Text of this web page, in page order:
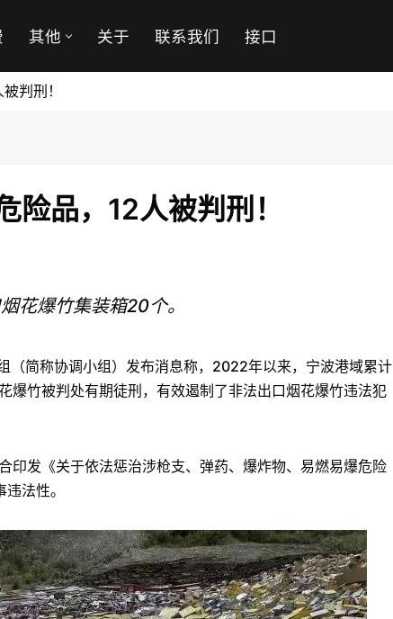
其他 关于 联系我们 接口
判刑！
险品，12人被判刑！
花爆竹集装箱20个。
（简称协调小组）发布消息称，2022年以来，宁波港域累计
竹被判处有期徒刑，有效遏制了非法出口烟花爆竹违法犯
印发《关于依法惩治涉枪支、弹药、爆炸物、易燃易爆危险
法性。